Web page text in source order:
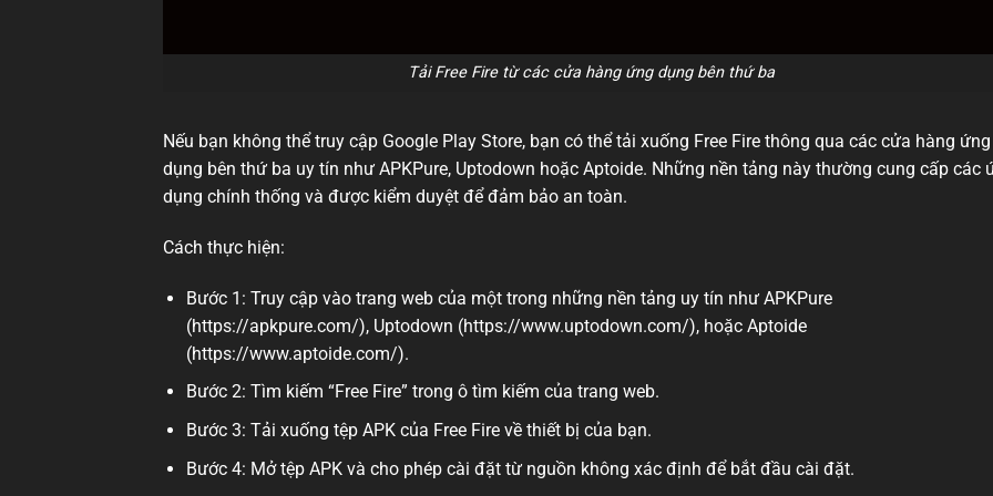
Tải Free Fire từ các cửa hàng ứng dụng bên thứ ba
Nếu bạn không thể truy cập Google Play Store, bạn có thể tải xuống Free Fire thông qua các cửa hàng ứng
dụng bên thứ ba uy tín như APKPure, Uptodown hoặc Aptoide. Những nền tảng này thường cung cấp các
dụng chính thống và được kiểm duyệt để đảm bảo an toàn.
Cách thực hiện:
Bước 1: Truy cập vào trang web của một trong những nền tảng uy tín như APKPure
(https://apkpure.com/), Uptodown (https://www.uptodown.com/), hoặc Aptoide
(https://www.aptoide.com/).
Bước 2: Tìm kiếm “Free Fire” trong ô tìm kiếm của trang web.
Bước 3: Tải xuống tệp APK của Free Fire về thiết bị của bạn.
Bước 4: Mở tệp APK và cho phép cài đặt từ nguồn không xác định để bắt đầu cài đặt.